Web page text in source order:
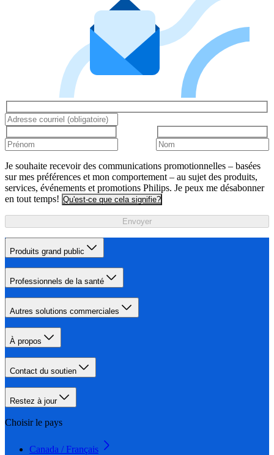
Je souhaite recevoir des communications promotionnelles – basées
sur mes préférences et mon comportement – au sujet des produits,
services, événements et promotions Philips. Je peux me désabonner
en tout temps! Qu'est-ce que cela signifie?
Envoyer
Produits grand public
Professionnels de la santé
Autres solutions commerciales
À propos
Contact du soutien
Restez à jour
Choisir le pays
Canada / Français